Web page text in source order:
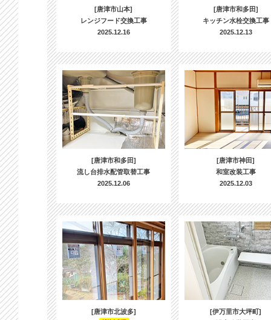
[唐津市山本]
レンジフード交換工事
2025.12.16
[唐津市和多田]
キッチン水栓交換工事
2025.12.13
[唐津市和多田]
流し台排水配管取替工事
2025.12.06
[唐津市神田]
和室改装工事
2025.12.03
[唐津市北波多]
[伊万里市大坪町]